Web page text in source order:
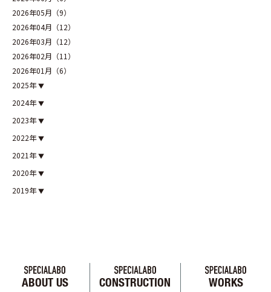
2026年05月（9）
2026年04月（12）
2026年03月（12）
2026年02月（11）
2026年01月（6）
2025年
2024年
2023年
2022年
2021年
2020年
2019年
ABOUT US CONSTRUCTION WORKS